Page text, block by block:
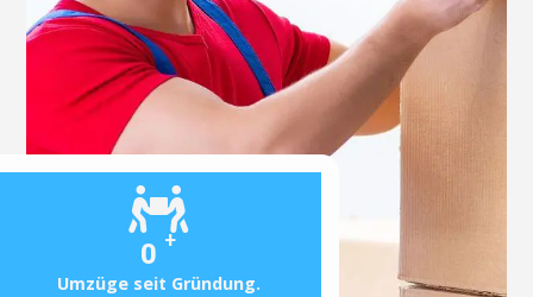
0 +
Umzüge seit Gründung.